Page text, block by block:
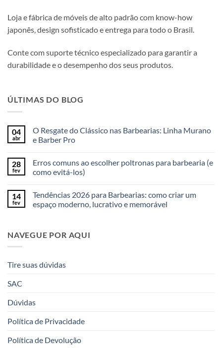
Loja e fábrica de móveis de alto padrão com know-how
japonês, design sofisticado e entrega para todo o Brasil.
Conte com suporte técnico especializado para garantir a
durabilidade e o desempenho dos seus produtos.
ÚLTIMAS DO BLOG
04
abr
O Resgate do Clássico nas Barbearias: Linha Murano
e Barber Pro
28
fev
Erros comuns ao escolher poltronas para barbearia (e
como evitá-los)
14
fev
Tendências 2026 para Barbearias: como criar um
espaço moderno, lucrativo e memorável
NAVEGUE POR AQUI
Tire suas dúvidas
SAC
Dúvidas
Política de Privacidade
Política de Devolução